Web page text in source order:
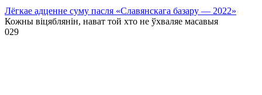
Лёгкае адценне суму пасля «Славянскага базару — 2022»
Кожны віцяблянін, нават той хто не ўхваляе масавыя
029